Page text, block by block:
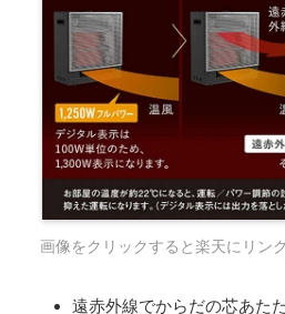
画像をクリックすると楽天にリン
遠赤外線でからだの芯あた